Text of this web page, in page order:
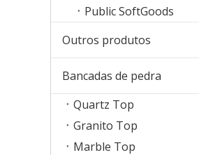
Public SoftGoods
Outros produtos
Bancadas de pedra
Quartz Top
Granito Top
Marble Top